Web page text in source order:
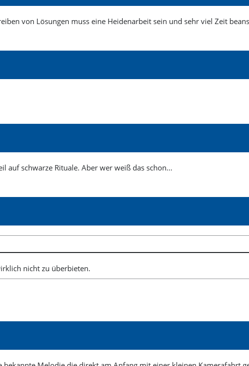
von Lösungen muss eine Heidenarbeit sein und sehr viel Zeit
auf schwarze Rituale. Aber wer weiß das schon...
nicht zu überbieten.